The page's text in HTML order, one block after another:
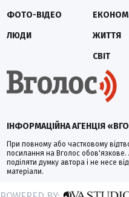
ІНФОРМАЦІЙНА АГЕНЦІЯ
При повному або частковому
посилання на Вголос обов'язкове.
поділяти думку автора і не несе
матеріали.
ФОТО-ВІДЕО
ЛЮДИ
ЖИТТЯ
СВІТ